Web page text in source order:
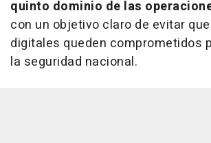
quinto dominio de las
con un objetivo claro de evitar
digitales queden comprometidos
la seguridad nacional.